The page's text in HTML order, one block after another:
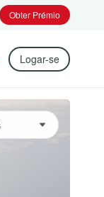
Obter Prémio
Logar-se